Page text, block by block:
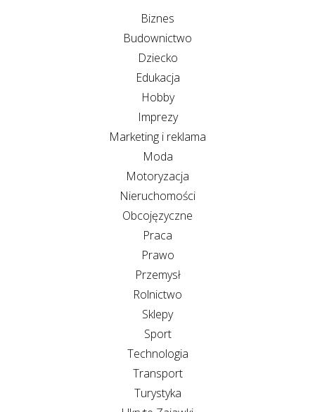
Biznes
Budownictwo
Dziecko
Edukacja
Hobby
Imprezy
Marketing i reklama
Moda
Motoryzacja
Nieruchomości
Obcojęzyczne
Praca
Prawo
Przemysł
Rolnictwo
Sklepy
Sport
Technologia
Transport
Turystyka